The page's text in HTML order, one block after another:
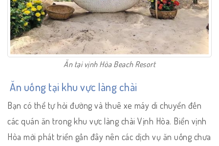
Ăn tại vịnh Hòa Beach Resort
Ăn uống tại khu vực làng chài
Bạn có thể tự hỏi đường và thuê xe máy di chuyển đến
các quán ăn trong khu vực làng chài Vịnh Hòa. Biển vịnh
Hòa mới phát triển gần đây nên các dịch vụ ăn uống chưa